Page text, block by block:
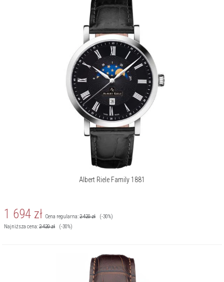
Albert Riele Family 1881
1 694 zł Cena regularna:2 420zł
(-30%)
Najniższa cena:2 420zł (-30%)